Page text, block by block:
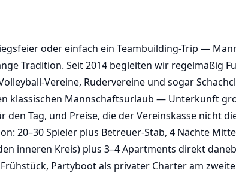
oder einfach ein Teambuilding-Trip —
Tradition. Seit 2014 begleiten wir regelmäßig
Vereine, Rudervereine und sogar
klassischen Mannschaftsurlaub — Unterkunft
Tag, und Preise, die der Vereinskasse nicht
20–30 Spieler plus Betreuer-Stab, 4 Nächte
inneren Kreis) plus 3–4 Apartments direkt
Partyboot als privater Charter am